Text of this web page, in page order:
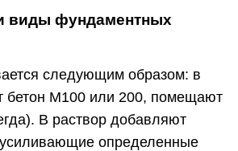
виды фундаментных
следующим образом: в
бетон М100 или 200, помещают
В раствор добавляют
определенные